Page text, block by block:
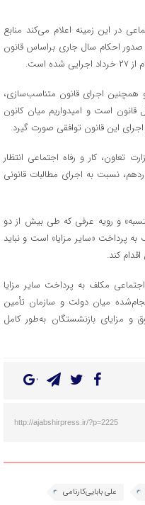
در این زمینه اعلام می‌کند منابع
صدور احکام سال جاری براساس قانون
است.
همچنین اجرای قانون متناسب‌سازی،
است و امیدواریم میان کانون
این قانون توافقی صورت گیرد.
تعاون، کار و رفاه اجتماعی انتظار
نسبت به اجرای مطالبات قانونی
و رویه عرفی که طی بیش از دو
پرداخت «سایر مزایا» است و نباید
کند.
مکلف به پرداخت سایر مزایا
میان دولت و سازمان تأمین
مزایای بازنشستگان به‌طور کامل
http://ajabshirpress.ir/?p=2225
علی بابایی‌کارنامی